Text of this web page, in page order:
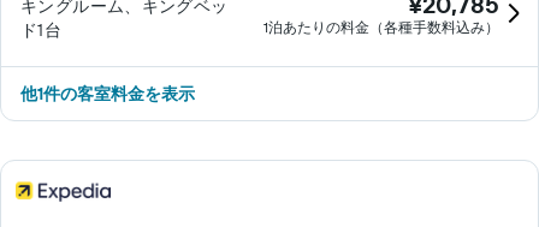
キングルーム、キングベッ
ド1台
1泊あたりの料金（各種手数料込み）
他1件の客室料金を表示